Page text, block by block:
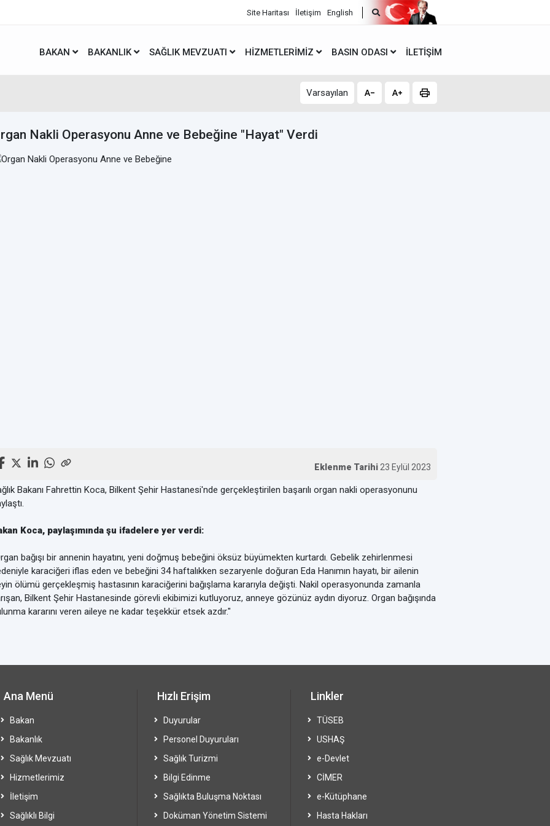
Site Haritası İletişim English
BAKAN BAKANLIK SAĞLIK MEVZUATI HIZMETLERIMIZ BASIN ODASI İLETIŞIM
Varsayılan
Nakli Operasyonu Anne ve Bebeğine "Hayat" Verdi
Eklenme Tarihi 23 Eylül 2023
Bakanı Fahrettin Koca, Bilkent Şehir Hastanesi'nde gerçekleştirilen başarılı organ nakli operasyonunu
Koca, paylaşımında şu ifadelere yer verdi:
bağışı bir annenin hayatını, yeni doğmuş bebeğini öksüz büyümekten kurtardı. Gebelik zehirlenmesi
karaciğeri iflas eden ve bebeğini 34 haftalıkken sezaryenle doğuran Eda Hanımın hayatı, bir ailenin
ölümü gerçekleşmiş hastasının karaciğerini bağışlama kararıyla değişti. Nakil operasyonunda zamanla
Bilkent Şehir Hastanesinde görevli ekibimizi kutluyoruz, anneye gözünüz aydın diyoruz. Organ bağışında
kararını veren aileye ne kadar teşekkür etsek azdır."
Ana Menü
Bakan
Bakanlık
Sağlık Mevzuatı
Hizmetlerimiz
İletişim
Sağlıklı Bilgi
Hızlı Erişim
Duyurular
Personel Duyuruları
Sağlık Turizmi
Bilgi Edinme
Sağlıkta Buluşma Noktası
Doküman Yönetim Sistemi
Linkler
TÜSEB
USHAŞ
e-Devlet
CİMER
e-Kütüphane
Hasta Hakları